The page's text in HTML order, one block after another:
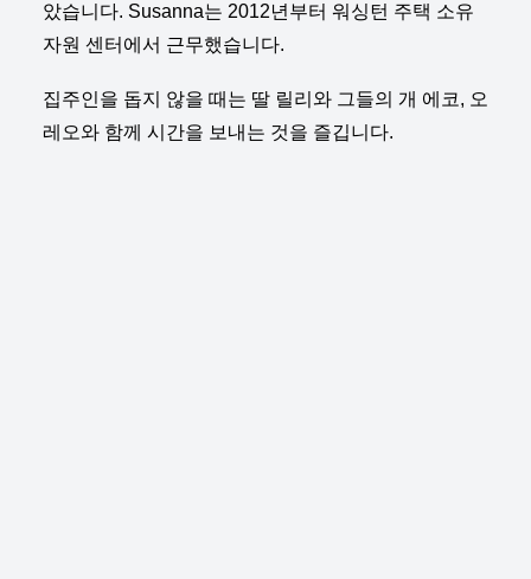
았습니다. Susanna는 2012년부터 워싱턴 주택 소유
자원 센터에서 근무했습니다.
집주인을 돕지 않을 때는 딸 릴리와 그들의 개 에코, 오
레오와 함께 시간을 보내는 것을 즐깁니다.